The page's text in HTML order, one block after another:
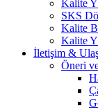
Kalite
SKS
Kalite
Kalite
İletişim &
Öneri